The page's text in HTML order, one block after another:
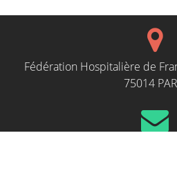
Fédération Hospitalière de
75014